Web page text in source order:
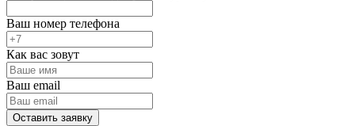
Ваш номер телефона
Как вас зовут
Ваш email